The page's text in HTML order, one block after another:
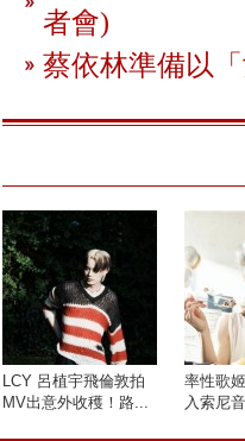
者會)
蔡依林準備以
LCY 呂植宇飛倫敦拍
MV出意外收穫！路...
率性歌
入索尼